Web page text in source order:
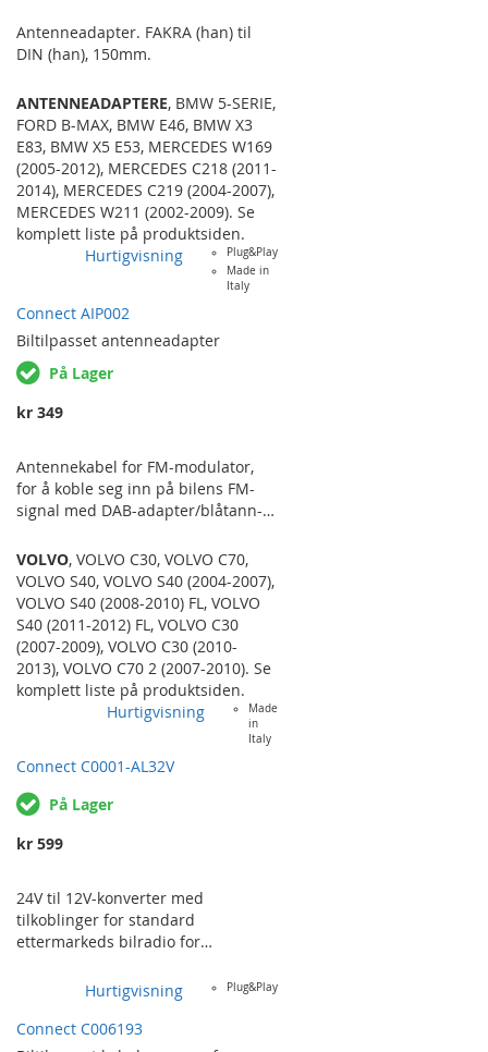
Antenneadapter. FAKRA (han) til
DIN (han), 150mm.
ANTENNEADAPTERE, BMW 5-SERIE,
FORD B-MAX, BMW E46, BMW X3
E83, BMW X5 E53, MERCEDES W169
(2005-2012), MERCEDES C218 (2011-
2014), MERCEDES C219 (2004-2007),
MERCEDES W211 (2002-2009). Se
komplett liste på produktsiden.
Hurtigvisning
Plug&Play
Made in
Italy
Connect AIP002
Biltilpasset antenneadapter
På Lager
kr 349
Antennekabel for FM-modulator,
for å koble seg inn på bilens FM-
signal med DAB-adapter/blåtann-
på en FM-frekvens.
VOLVO, VOLVO C30, VOLVO C70,
VOLVO S40, VOLVO S40 (2004-2007),
VOLVO S40 (2008-2010) FL, VOLVO
S40 (2011-2012) FL, VOLVO C30
(2007-2009), VOLVO C30 (2010-
2013), VOLVO C70 2 (2007-2010). Se
komplett liste på produktsiden.
Hurtigvisning
Made
in
Italy
Connect C0001-AL32V
På Lager
kr 599
24V til 12V-konverter med
tilkoblinger for standard
ettermarkeds bilradio for
originale radioen går på 24V.
Hurtigvisning Plug&Play
Connect C006193